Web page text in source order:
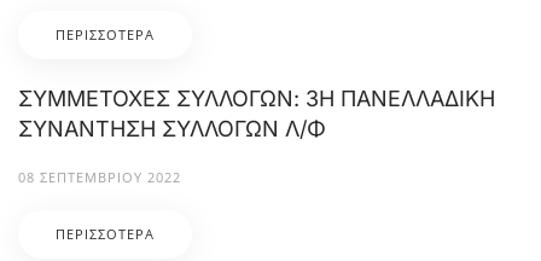
ΠΕΡΙΣΣΌΤΕΡΑ
ΣΥΜΜΕΤΟΧΕΣ ΣΥΛΛΟΓΩΝ: 3Η ΠΑΝΕΛΛΑΔΙΚΗ
ΣΥΝΑΝΤΗΣΗ ΣΥΛΛΟΓΩΝ Λ/Φ
08 ΣΕΠΤΕΜΒΡΊΟΥ 2022
ΠΕΡΙΣΣΌΤΕΡΑ